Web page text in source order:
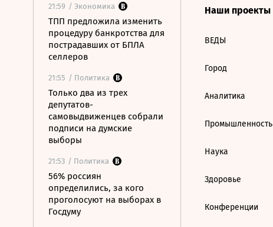
21:59 / Экономика
ТПП предложила изменить
процедуру банкротства для
пострадавших от БПЛА
селлеров
21:55 / Политика
Только два из трех
депутатов-
самовыдвиженцев собрали
подписи на думские
выборы
21:53 / Политика
56% россиян
определились, за кого
проголосуют на выборах в
Госдуму
Наши проекты
ВЕДЫ
Город
Аналитика
Промышленность
Наука
Здоровье
Конференции